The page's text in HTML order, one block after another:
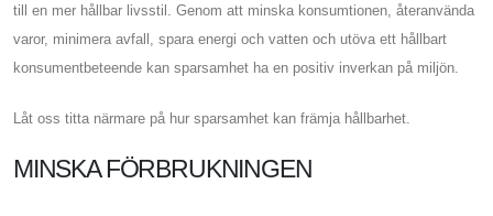
till en mer hållbar livsstil. Genom att minska konsumtionen, återanvända
varor, minimera avfall, spara energi och vatten och utöva ett hållbart
konsumentbeteende kan sparsamhet ha en positiv inverkan på miljön.
Låt oss titta närmare på hur sparsamhet kan främja hållbarhet.
MINSKA FÖRBRUKNINGEN